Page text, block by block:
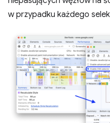
w przypadku każdego